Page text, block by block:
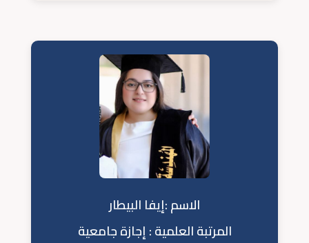
الاسم :إيفا البيطار
المرتبة العلمية : إجازة جامعية